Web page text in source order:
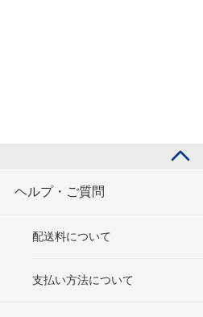
ヘルプ・ご質問
配送料について
支払い方法について